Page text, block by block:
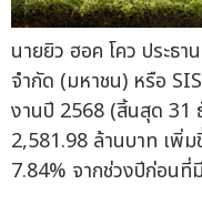
นายยิว ฮอค โคว ประธา
จำกัด (มหาชน) หรือ
งานปี 2568 (สิ้นสุด 31
2,581.98 ล้านบาท เพิ่
7.84% จากช่วงปีก่อนที่